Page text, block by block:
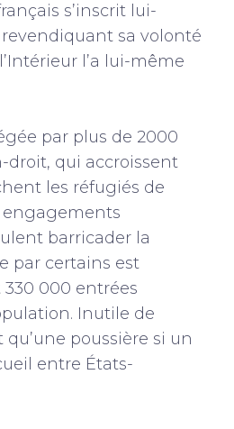
s’inscrit lui-
sa volonté
l’a lui-même
par plus de 2000
droit, qui accroissent
les réfugiés de
engagements
barricader la
par certains est
000 entrées
Inutile de
poussière si un
entre États-